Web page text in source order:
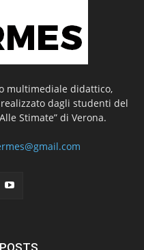
multimediale didattico,
dagli studenti del
Stimate” di Verona.